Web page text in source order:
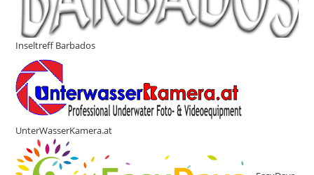
Inseltreff Barbados
UnterWasserKamera.at